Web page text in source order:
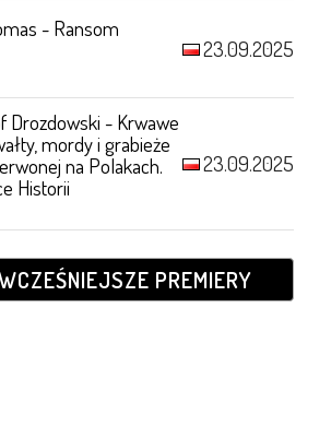
- Ransom
23.09.2025
Drozdowski - Krwawe
mordy i grabieże
na Polakach.
Historii
23.09.2025
PREMIERY